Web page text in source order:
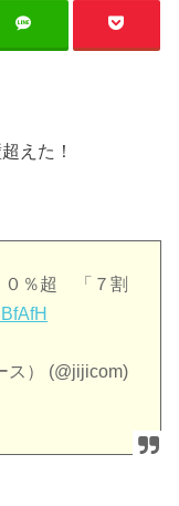
えた！
０％超 「７割
ス） (@jijicom)